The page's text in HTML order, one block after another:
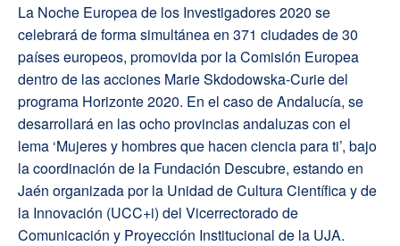
La Noche Europea de los Investigadores 2020 se
celebrará de forma simultánea en 371 ciudades de 30
países europeos, promovida por la Comisión Europea
dentro de las acciones Marie Skdodowska-Curie del
programa Horizonte 2020. En el caso de Andalucía, se
desarrollará en las ocho provincias andaluzas con el
lema ‘Mujeres y hombres que hacen ciencia para ti’, bajo
la coordinación de la Fundación Descubre, estando en
Jaén organizada por la Unidad de Cultura Científica y de
la Innovación (UCC+i) del Vicerrectorado de
Comunicación y Proyección Institucional de la UJA.